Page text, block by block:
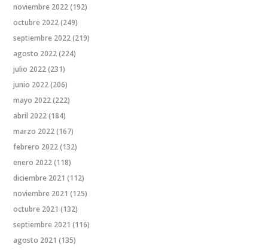
noviembre 2022(192)
octubre 2022(249)
septiembre 2022(219)
agosto 2022(224)
julio 2022(231)
junio 2022(206)
mayo 2022(222)
abril 2022(184)
marzo 2022(167)
febrero 2022(132)
enero 2022(118)
diciembre 2021 (112)
noviembre 2021 (125)
octubre 2021 (132)
septiembre 2021 (116)
agosto 2021 (135)